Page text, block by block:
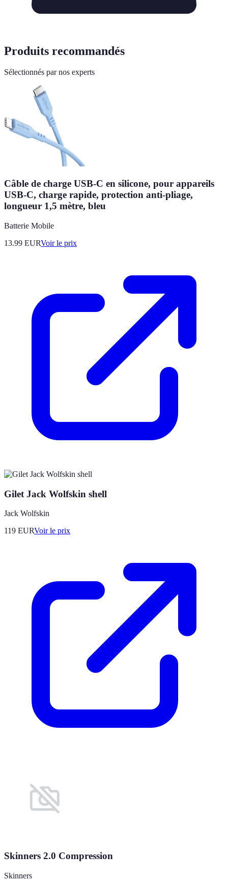
Produits recommandés
Sélectionnés par nos experts
Câble de charge USB-C en silicone, pour appareils
USB-C, charge rapide, protection anti-pliage,
longueur 1,5 mètre, bleu
Batterie Mobile
13.99 EURVoir le prix
Gilet Jack Wolfskin shell
Jack Wolfskin
119 EURVoir le prix
Skinners 2.0 Compression
Skinners